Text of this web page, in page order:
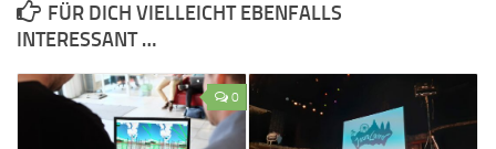
FÜR DICH VIELLEICHT EBENFALLS
INTERESSANT …
0